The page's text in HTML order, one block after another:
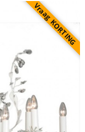
Vraag KORTING